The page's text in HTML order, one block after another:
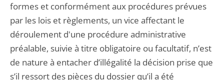
formes et conformément aux procédures prévues
par les lois et règlements, un vice affectant le
déroulement d'une procédure administrative
préalable, suivie à titre obligatoire ou facultatif, n’est
de nature à entacher d’illégalité la décision prise que
s’il ressort des pièces du dossier qu’il a été